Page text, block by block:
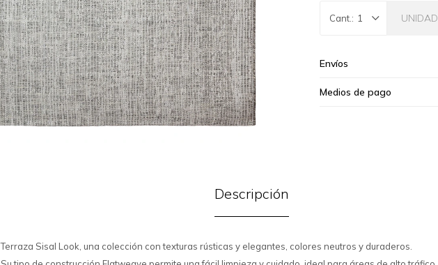
1 UNIDAD
Envíos
Medios de pago
Descripción
Terraza Sisal Look, una colección con texturas rústicas y elegantes, colores neutros y duraderos.